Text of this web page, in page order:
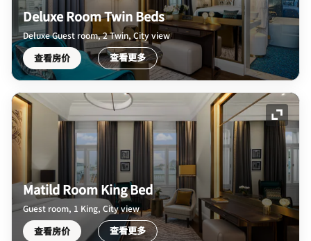
Deluxe Room Twin Beds
Deluxe Guest room, 2 Twin, City view
查看房价 查看更多
展开
Matild Room King Bed
Guest room, 1 King, City view
查看房价 查看更多